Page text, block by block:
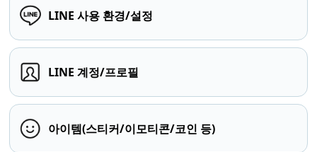
LINE 사용 환경/설정
LINE 계정/프로필
아이템(스티커/이모티콘/코인 등)